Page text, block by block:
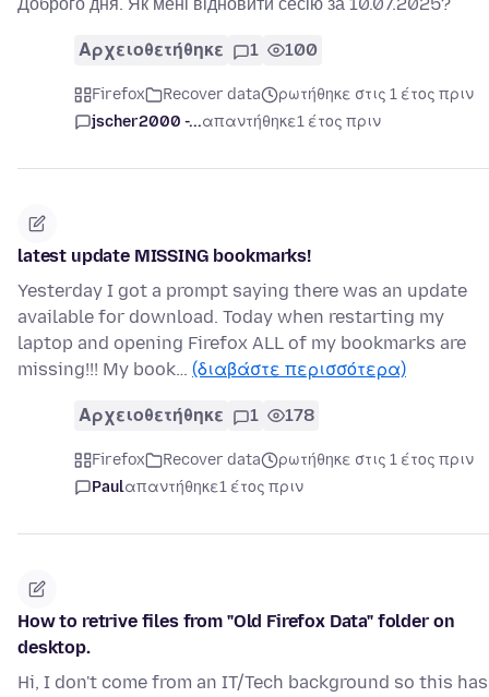
Доброго дня. Як мені відновити сесію за 10.07.2025?
Αρχειοθετήθηκε 1 100
Firefox Recover data
ρωτήθηκε στις 1 έτος πριν
jscher2000 -...απαντήθηκε1 έτος πριν
latest update MISSING bookmarks!
Yesterday I got a prompt saying there was an update
available for download. Today when restarting my
laptop and opening Firefox ALL of my bookmarks are
missing!!! My book… (διαβάστε περισσότερα)
Αρχειοθετήθηκε 1 178
Firefox Recover data
ρωτήθηκε στις 1 έτος πριν
Paulαπαντήθηκε1 έτος πριν
How to retrive files from "Old Firefox Data" folder on
desktop.
Hi, I don't come from an IT/Tech background so this has